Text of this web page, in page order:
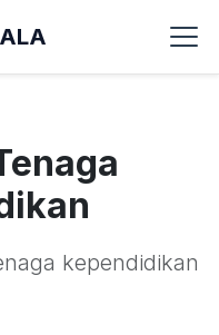
kependidikan